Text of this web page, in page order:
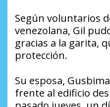
Según voluntarios
venezolana, Gil
gracias a la garita,
protección.
Su esposa,
frente al edificio